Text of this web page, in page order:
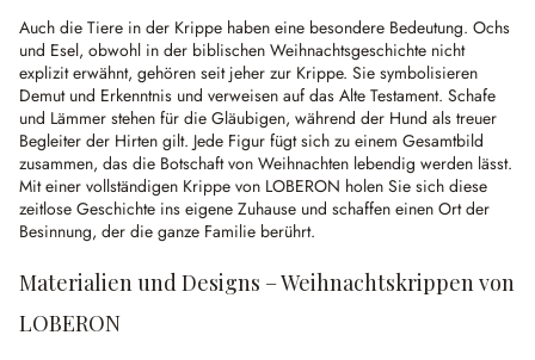
Auch die Tiere in der Krippe haben eine besondere Bedeutung. Ochs
und Esel, obwohl in der biblischen Weihnachtsgeschichte nicht
explizit erwähnt, gehören seit jeher zur Krippe. Sie symbolisieren
Demut und Erkenntnis und verweisen auf das Alte Testament. Schafe
und Lämmer stehen für die Gläubigen, während der Hund als treuer
Begleiter der Hirten gilt. Jede Figur fügt sich zu einem Gesamtbild
zusammen, das die Botschaft von Weihnachten lebendig werden lässt.
Mit einer vollständigen Krippe von LOBERON holen Sie sich diese
zeitlose Geschichte ins eigene Zuhause und schaffen einen Ort der
Besinnung, der die ganze Familie berührt.
Materialien und Designs – Weihnachtskrippen von
LOBERON